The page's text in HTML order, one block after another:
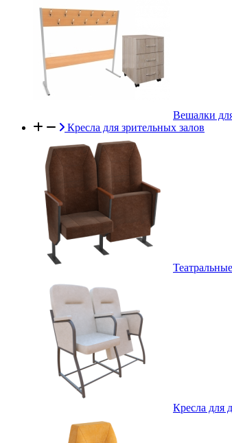
Вешалки
Кресла для зрительных залов
Кресла для